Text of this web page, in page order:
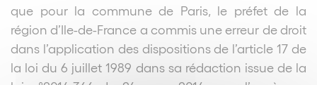
que pour la commune de Paris, le préfet de la
région d’Ile-de-France a commis une erreur de droit
dans l’application des dispositions de l’article 17 de
la loi du 6 juillet 1989 dans sa rédaction issue de la